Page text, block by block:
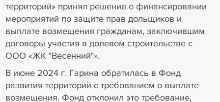
территорий» принял решение о финансировании
мероприятий по защите прав дольщиков и
выплате возмещения гражданам, заключившим
договоры участия в долевом строительстве с
ООО «ЖК "Весенний"».
В июне 2024 г. Гарина обратилась в Фонд
развития территорий с требованием о выплате
возмещения. Фонд отклонил это требование,